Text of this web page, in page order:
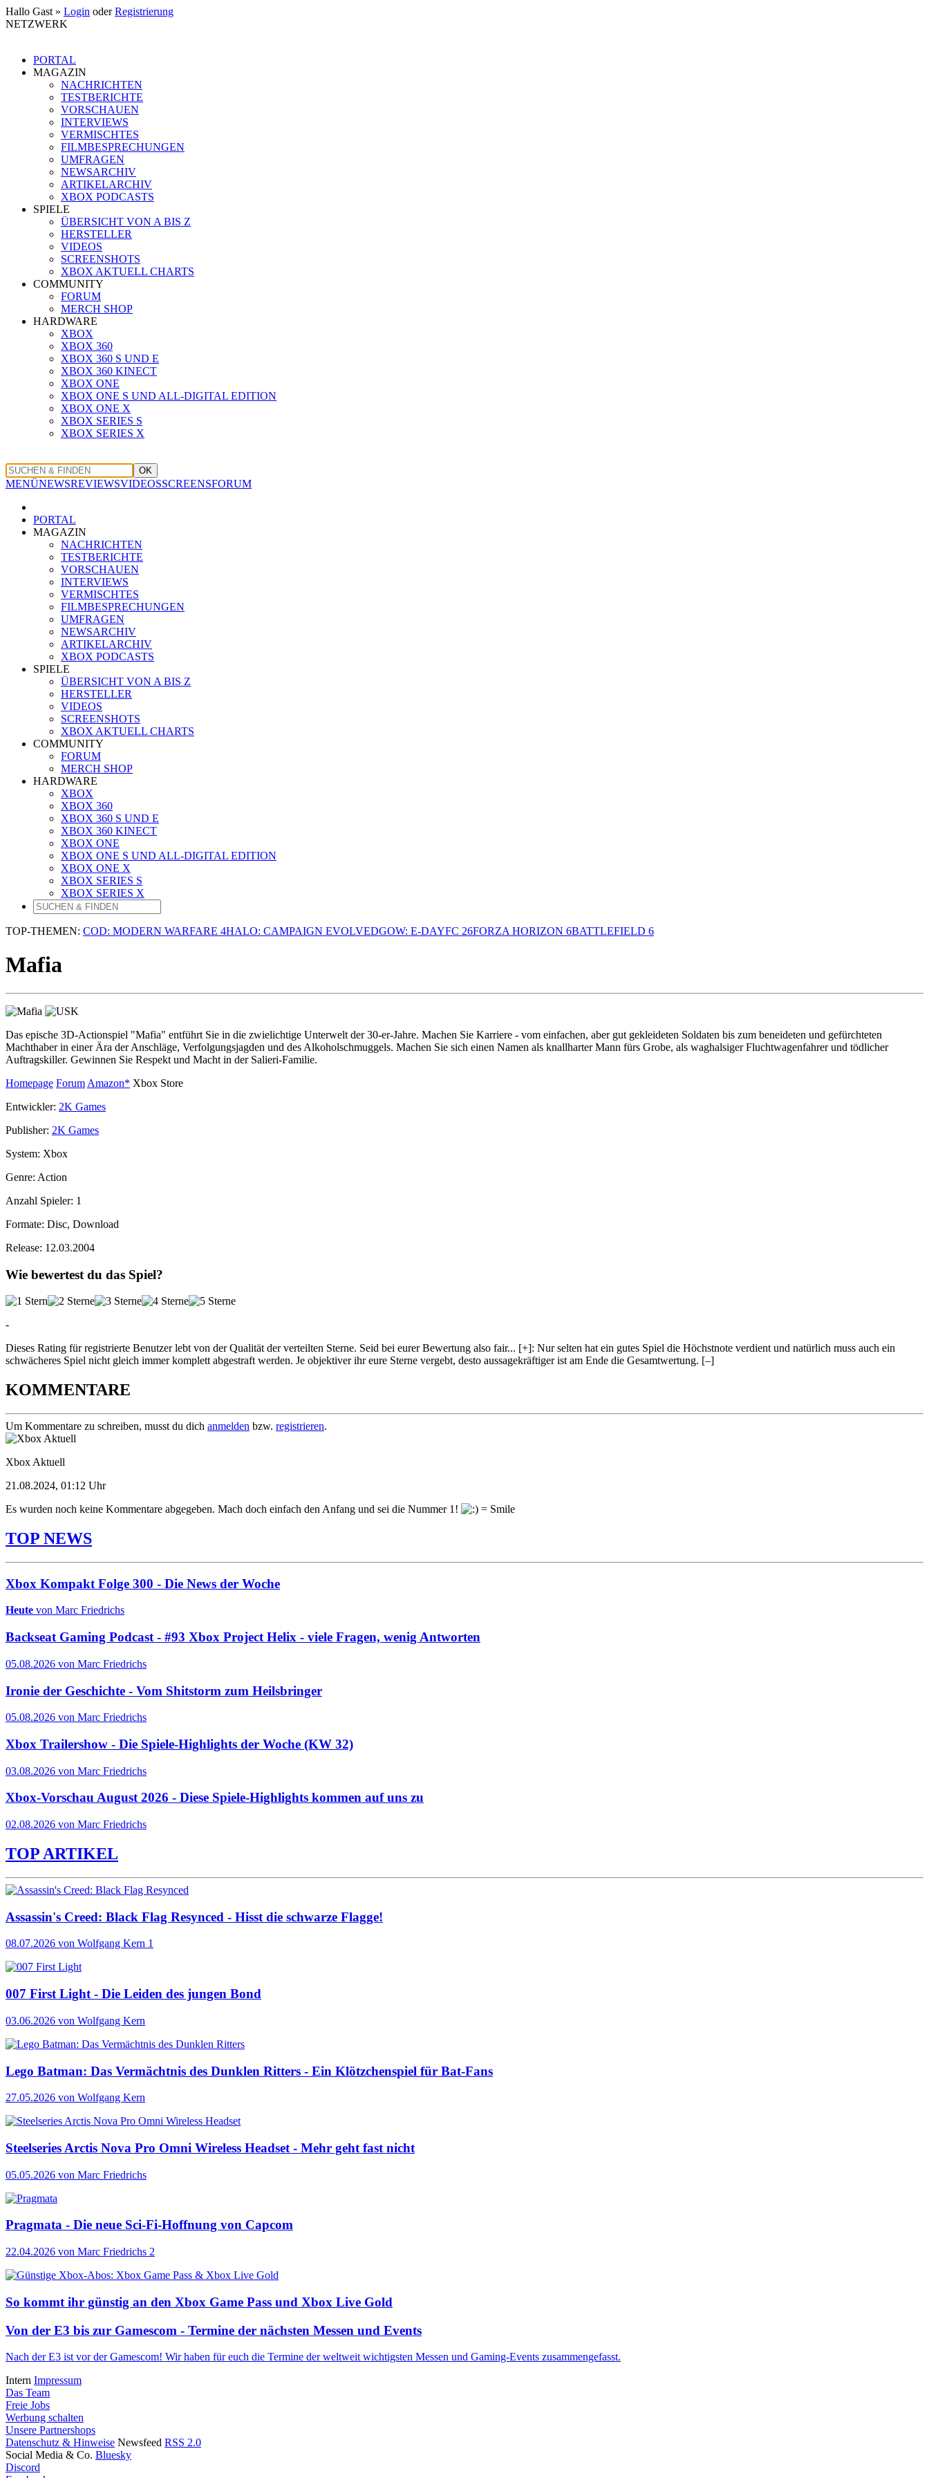
Hallo Gast » Login oderRegistrierung
NETZWERK
PORTAL
MAGAZIN
NACHRICHTEN
TESTBERICHTE
VORSCHAUEN
INTERVIEWS
VERMISCHTES
FILMBESPRECHUNGEN
UMFRAGEN
NEWSARCHIV
ARTIKELARCHIV
XBOX PODCASTS
SPIELE
ÜBERSICHT VON A BIS Z
HERSTELLER
VIDEOS
SCREENSHOTS
XBOX AKTUELL CHARTS
COMMUNITY
FORUM
MERCH SHOP
HARDWARE
XBOX
XBOX 360
XBOX 360 S UND E
XBOX 360 KINECT
XBOX ONE
XBOX ONE S UND ALL-DIGITAL EDITION
XBOX ONE X
XBOX SERIES S
XBOX SERIES X
OK
MENÜNEWSREVIEWSVIDEOSSCREENSFORUM
PORTAL
MAGAZIN
NACHRICHTEN
TESTBERICHTE
VORSCHAUEN
INTERVIEWS
VERMISCHTES
FILMBESPRECHUNGEN
UMFRAGEN
NEWSARCHIV
ARTIKELARCHIV
XBOX PODCASTS
SPIELE
ÜBERSICHT VON A BIS Z
HERSTELLER
VIDEOS
SCREENSHOTS
XBOX AKTUELL CHARTS
COMMUNITY
FORUM
MERCH SHOP
HARDWARE
XBOX
XBOX 360
XBOX 360 S UND E
XBOX 360 KINECT
XBOX ONE
XBOX ONE S UND ALL-DIGITAL EDITION
XBOX ONE X
XBOX SERIES S
XBOX SERIES X
TOP-THEMEN: COD: MODERN WARFARE 4HALO: CAMPAIGN EVOLVEDGOW: E-DAYFC 26FORZA HORIZON 6BATTLEFIELD 6
Mafia
Das epische 3D-Actionspiel "Mafia" entführt Sie in die zwielichtige Unterwelt der 30-er-Jahre. Machen Sie Karriere - vom einfachen, aber gut gekleideten Soldaten bis zum beneideten und gefürchteten
Machthaber in einer Ära der Anschläge, Verfolgungsjagden und des Alkoholschmuggels. Machen Sie sich einen Namen als knallharter Mann fürs Grobe, als waghalsiger Fluchtwagenfahrer und tödlicher
Auftragskiller. Gewinnen Sie Respekt und Macht in der Salieri-Familie.
Homepage Forum Amazon* Xbox Store
Entwickler: 2K Games
Publisher: 2K Games
System: Xbox
Genre: Action
Anzahl Spieler: 1
Formate: Disc, Download
Release: 12.03.2004
Wie bewertest du das Spiel?
-
Dieses Rating für registrierte Benutzer lebt von der Qualität der verteilten Sterne. Seid bei eurer Bewertung also fair... [+]: Nur selten hat ein gutes Spiel die Höchstnote verdient und natürlich muss auch ein
schwächeres Spiel nicht gleich immer komplett abgestraft werden. Je objektiver ihr eure Sterne vergebt, desto aussagekräftiger ist am Ende die Gesamtwertung. [–]
KOMMENTARE
Um Kommentare zu schreiben, musst du dich anmelden bzw. registrieren.
Xbox Aktuell
21.08.2024, 01:12 Uhr
Es wurden noch keine Kommentare abgegeben. Mach doch einfach den Anfang und sei die Nummer 1!
TOP NEWS
Xbox Kompakt Folge 300 - Die News der Woche
Heute von Marc Friedrichs
Backseat Gaming Podcast - #93 Xbox Project Helix - viele Fragen, wenig Antworten
05.08.2026 von Marc Friedrichs
Ironie der Geschichte - Vom Shitstorm zum Heilsbringer
05.08.2026 von Marc Friedrichs
Xbox Trailershow - Die Spiele-Highlights der Woche (KW 32)
03.08.2026 von Marc Friedrichs
Xbox-Vorschau August 2026 - Diese Spiele-Highlights kommen auf uns zu
02.08.2026 von Marc Friedrichs
TOP ARTIKEL
Assassin's Creed: Black Flag Resynced - Hisst die schwarze Flagge!
08.07.2026 von Wolfgang Kern 1
007 First Light - Die Leiden des jungen Bond
03.06.2026 von Wolfgang Kern
Lego Batman: Das Vermächtnis des Dunklen Ritters - Ein Klötzchenspiel für Bat-Fans
27.05.2026 von Wolfgang Kern
Steelseries Arctis Nova Pro Omni Wireless Headset - Mehr geht fast nicht
05.05.2026 von Marc Friedrichs
Pragmata - Die neue Sci-Fi-Hoffnung von Capcom
22.04.2026 von Marc Friedrichs 2
So kommt ihr günstig an den Xbox Game Pass und Xbox Live Gold
Von der E3 bis zur Gamescom - Termine der nächsten Messen und Events
Nach der E3 ist vor der Gamescom! Wir haben für euch die Termine der weltweit wichtigsten Messen und Gaming-Events zusammengefasst.
Intern Impressum
Das Team
Freie Jobs
Werbung schalten
Unsere Partnershops
Datenschutz & Hinweise Newsfeed RSS 2.0
Social Media & Co. Bluesky
Discord